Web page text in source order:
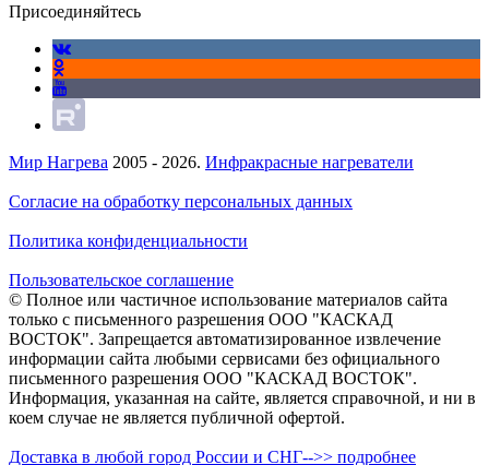
Присоединяйтесь
Мир Нагрева 2005 - 2026. Инфракрасные нагреватели
Согласие на обработку персональных данных
Политика конфиденциальности
Пользовательское соглашение
© Полное или частичное использование материалов сайта
только с письменного разрешения ООО "КАСКАД
ВОСТОК". Запрещается автоматизированное извлечение
информации сайта любыми сервисами без официального
письменного разрешения ООО "КАСКАД ВОСТОК".
Информация, указанная на сайте, является справочной, и ни в
коем случае не является публичной офертой.
Доставка в любой город России и СНГ-->> подробнее